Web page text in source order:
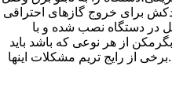
برای خروج گازهای احتراقی
در دستگاه نصب شده و با
از هر نوعی که باشد باید
از رایج تریم مشکلات اینها